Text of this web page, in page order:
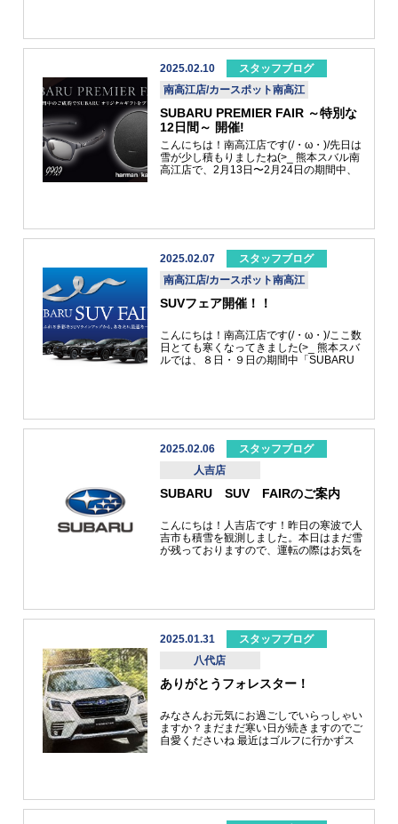
ります 是非この機会に乗り心地や走行安
のグレードアップにご検討してみてはいか
がでしょうか？お求めの際は東店にご連絡
ください！！
2025.02.10
スタッフブログ
南高江店/カースポット南高江
SUBARU PREMIER FAIR ～特別な
12日間～ 開催!
こんにちは！南高江店です(/・ω・)/先日は
雪が少し積もりましたね(>_ 熊本スバル南
高江店で、2月13日〜2月24日の期間中、
アイテムです。 モータースポーツに挑む
トする「999.9（フォーナインズ）」のサ
ングラス。 SUBARUのカーオーディオ開
発のパートナーとして10年以上共に研究
開発を続けてきた「ハーマンカードン」の
Bluetoothスピーカー。 SUBARUと共に
たアイテムで、ライフスタイルをより豊か
に広げてみませんか。この他、デジタルギ
フトもご成約ギフトとしてお選びいただけ
ます。 皆様のご来場、心よりお待ち申し
2025.02.07
スタッフブログ
南高江店/カースポット南高江
SUVフェア開催！！
︎こんにちは！南高江店です(/・ω・)/ここ数
日とても寒くなってきました(>_ 熊本スバ
ルでは、８日・９日の期間中「SUBARU
ィナーレを迎えるレガシィ アウトバック
た。 さらにレガシィ アウトバックご成約
の方には、特別なプレゼントとしてオリジ
ナル ダイキャストミニカー2台セットを差
し上げます。 もっともっと冬のドライブ
に出掛けたくなるあなただけの一台を、ど
てください。 ▼フェアについて詳しくは
こちらから>>
https://www.subaru.jp/campaign/suvfair/
2025.02.06
スタッフブログ
人吉店
SUBARU SUV FAIRのご案内
こんにちは！人吉店です！昨日の寒波で人
吉市も積雪を観測しました。本日はまだ雪
が残っておりますので、運転の際はお気を
2025.01.31
スタッフブログ
八代店
ありがとうフォレスター！
みなさんお元気にお過ごしでいらっしゃい
ますか？まだまだ寒い日が続きますのでご
自愛くださいね 最近はゴルフに行かずス
にスッキリします☆さてさて今回は！！！